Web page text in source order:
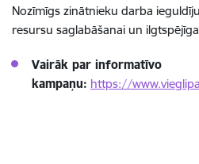
Nozīmīgs zinātnieku darba
resursu saglabāšanai un
Vairāk par informatīvo
kampaņu: https://